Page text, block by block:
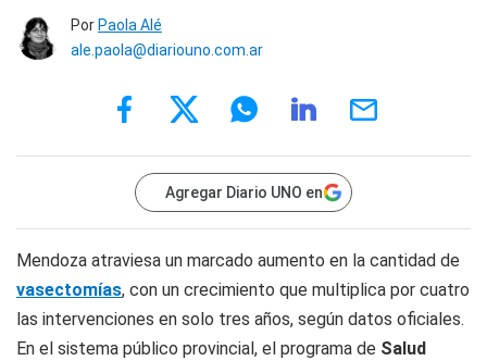
Por Paola Alé
ale.paola@diariouno.com.ar
Agregar Diario UNO en
Mendoza atraviesa un marcado aumento en la cantidad de
vasectomías, con un crecimiento que multiplica por cuatro
las intervenciones en solo tres años, según datos oficiales.
En el sistema público provincial, el programa de Salud